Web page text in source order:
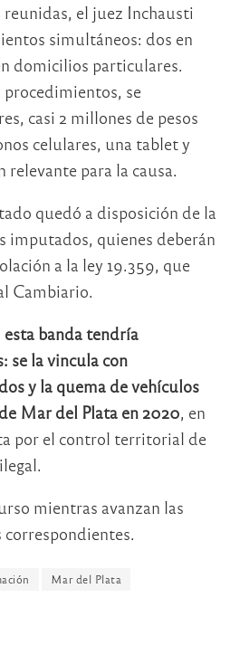
el juez Inchausti
simultáneos: dos en
domicilios particulares.
se
casi 2 millones de pesos
celulares, una tablet y
para la causa.
quedó a disposición de la
imputados, quienes deberán
a la ley 19.359, que
Cambiario.
esta banda tendría
se la vincula con
y la quema de vehículos
Mar del Plata en 2020, en
por el control territorial de
mientras avanzan las
correspondientes.
Mar del Plata